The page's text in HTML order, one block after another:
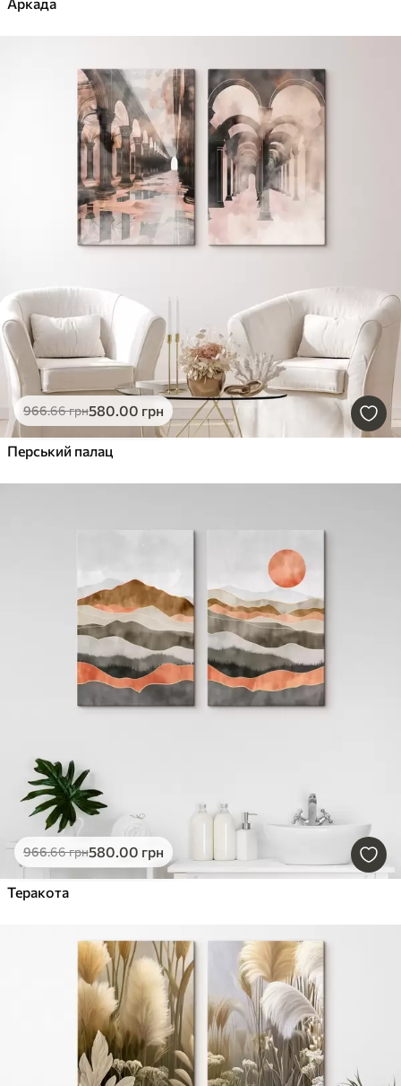
966.66грн580.00 грн
Перський палац
966.66грн580.00 грн
Теракота